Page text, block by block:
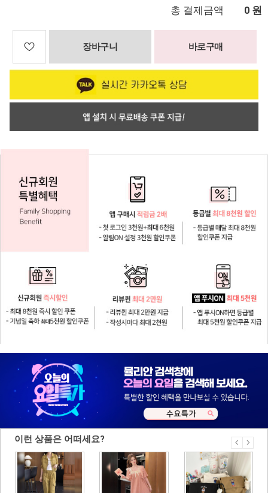
총 결제금액 0 원
장바구니 바로구매